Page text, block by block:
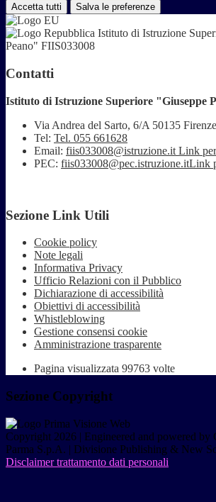
Accetta tutti Salva le preferenze
Istituto di Istruzione
Peano" FIIS033008
Contatti
Istituto di Istruzione Superiore "Giuseppe
Via Andrea del Sarto, 6/A 50135
Tel: Tel. 055 661628
Email: fiis033008@istruzione.it Link
PEC: fiis033008@pec.istruzione.itLink
Sezione Link Utili
Cookie policy
Note legali
Informativa Privacy
Ufficio Relazioni con il Pubblico
Dichiarazione di accessibilità
Obiettivi di accessibilità
Whistleblowing
Gestione consensi cookie
Amministrazione trasparente
Pagina visualizzata 99763 volte
Sezione Copyright
Copyright 2026 | Engineered and powered by
Parma S.p.A. | Divisione Publishing & New
Disclaimer trattamento dati personali